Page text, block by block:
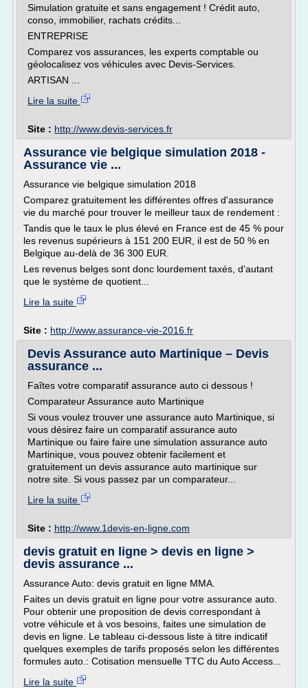
Simulation gratuite et sans engagement ! Crédit auto,
conso, immobilier, rachats crédits...
ENTREPRISE
Comparez vos assurances, les experts comptable ou
géolocalisez vos véhicules avec Devis-Services.
ARTISAN ...
Lire la suite
Site : http://www.devis-services.fr
Assurance vie belgique simulation 2018 -
Assurance vie ...
Assurance vie belgique simulation 2018
Comparez gratuitement les différentes offres d'assurance
vie du marché pour trouver le meilleur taux de rendement :
Tandis que le taux le plus élevé en France est de 45 % pour
les revenus supérieurs à 151 200 EUR, il est de 50 % en
Belgique au-delà de 36 300 EUR.
Les revenus belges sont donc lourdement taxés, d'autant
que le système de quotient...
Lire la suite
Site : http://www.assurance-vie-2016.fr
Devis Assurance auto Martinique – Devis
assurance ...
Faîtes votre comparatif assurance auto ci dessous !
Comparateur Assurance auto Martinique
Si vous voulez trouver une assurance auto Martinique, si
vous désirez faire un comparatif assurance auto
Martinique ou faire faire une simulation assurance auto
Martinique, vous pouvez obtenir facilement et
gratuitement un devis assurance auto martinique sur
notre site. Si vous passez par un comparateur...
Lire la suite
Site : http://www.1devis-en-ligne.com
devis gratuit en ligne > devis en ligne >
devis assurance ...
Assurance Auto: devis gratuit en ligne MMA.
Faites un devis gratuit en ligne pour votre assurance auto.
Pour obtenir une proposition de devis correspondant à
votre véhicule et à vos besoins, faites une simulation de
devis en ligne. Le tableau ci-dessous liste à titre indicatif
quelques exemples de tarifs proposés selon les différentes
formules auto.: Cotisation mensuelle TTC du Auto Access...
Lire la suite